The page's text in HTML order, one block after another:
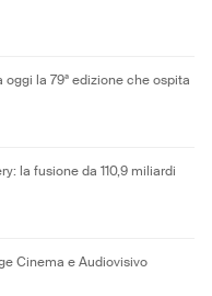
la 79ª edizione che ospita
la fusione da 110,9 miliardi
Cinema e Audiovisivo